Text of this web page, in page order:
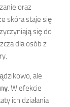
oraz
skóra staje się
się do
dla osób z
ale
. W efekcie
ich działania